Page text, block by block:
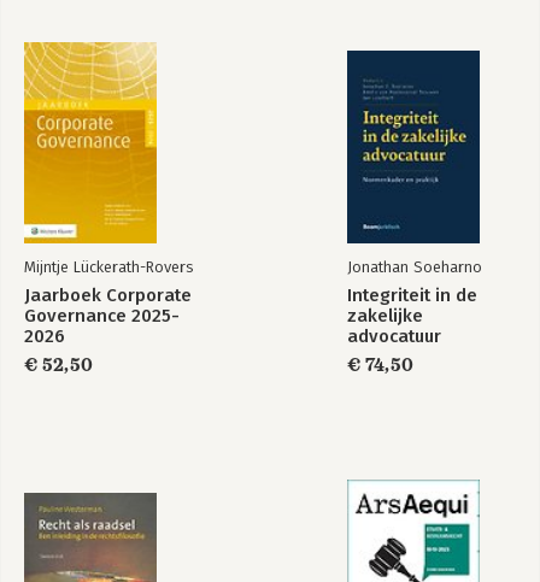
Mijntje Lückerath-Rovers
Jaarboek Corporate
Governance 2025-
2026
€ 52,50
Jonathan Soeharno
Integriteit in de
zakelijke
advocatuur
€ 74,50